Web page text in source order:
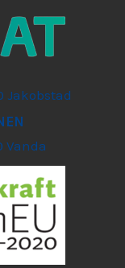
Jakobstad
Vanda